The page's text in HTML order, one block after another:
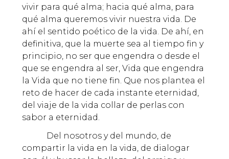
vivir para qué alma; hacia qué alma, para
qué alma queremos vivir nuestra vida. De
ahí el sentido poético de la vida. De ahí, en
definitiva, que la muerte sea al tiempo fin y
principio, no ser que engendra o desde el
que se engendra al ser, Vida que engendra
la Vida que no tiene fin. Que nos plantea el
reto de hacer de cada instante eternidad,
del viaje de la vida collar de perlas con
sabor a eternidad.
Del nosotros y del mundo, de
compartir la vida en la vida, de dialogar